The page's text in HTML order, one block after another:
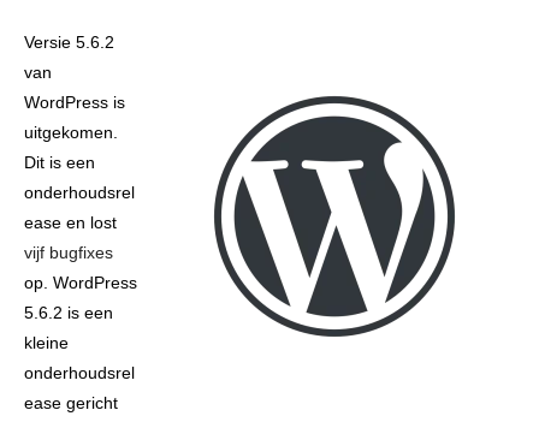
Versie 5.6.2
van
WordPress is
uitgekomen.
Dit is een
onderhoudsrel
ease en lost
vijf bugfixes
op. WordPress
5.6.2 is een
kleine
onderhoudsrel
ease gericht